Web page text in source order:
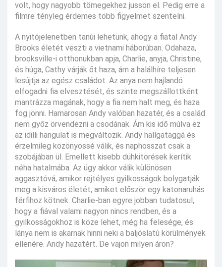
volt, hogy nagyobb tömegekhez jusson el. Pedig erre a
filmre tényleg érdemes több figyelmet szentelni.
A nyitójelenetben tanúi lehetünk, ahogy a fiatal Andy
Brooks életét veszti a vietnami háborúban. Odahaza,
brooksville-i otthonukban apja, Charlie, anyja, Christine,
és húga, Cathy várják őt haza, ám a halálhíre teljesen
lesújtja az egész családot. Az anya nem hajlandó
elfogadni fia elvesztését, és szinte megszállottként
mantrázza magának, hogy a fia nem halt meg, és haza
fog jönni. Hamarosan Andy valóban hazatér, és a család
nem győz örvendezni a csodának. Ám kis idő múlva ez
az idilli hangulat is megváltozik. Andy hallgataggá és
érzelmileg közönyössé válik, és naphosszat csak a
szobájában ül. Emellett kisebb dühkitörések kerítik
néha hatalmába. Az ügy akkor válik különösen
aggasztóvá, amikor rejtélyes gyilkosságok bolygatják
meg a kisváros életét, amiket először egy katonaruhás
férfihoz kötnek. Charlie-ban egyre jobban tudatosul,
hogy a fiával valami nagyon nincs rendben, és a
gyilkosságokhoz is köze lehet, még ha felesége, és
lánya nem is akarnak hinni neki a baljóslatú körülmények
ellenére. Andy hazatért. De vajon milyen áron?